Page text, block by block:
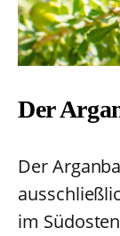
Der
Der
im